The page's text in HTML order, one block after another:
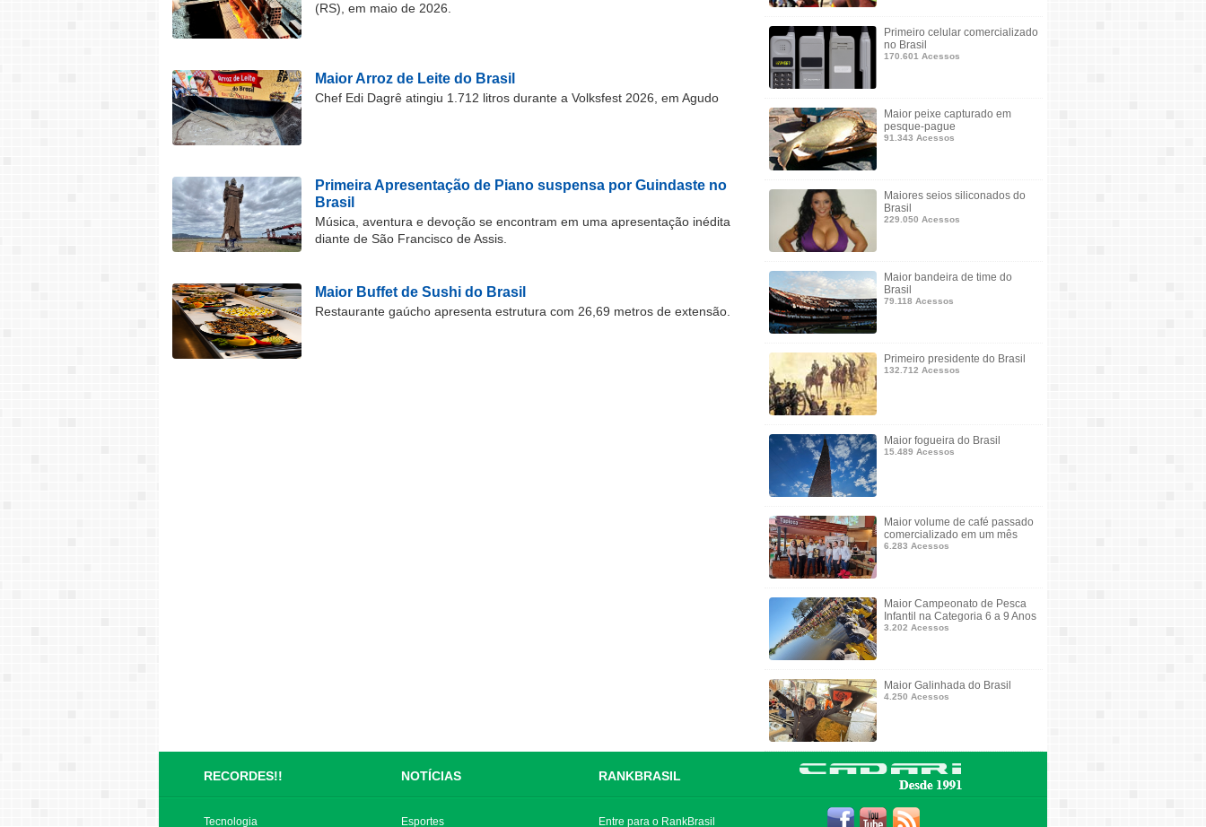
(RS), em maio de 2026.
Maior Arroz de Leite do Brasil
Chef Edi Dagrê atingiu 1.712 litros durante a Volksfest 2026, em Agudo
Primeira Apresentação de Piano suspensa por Guindaste no
Brasil
Música, aventura e devoção se encontram em uma apresentação inédita
diante de São Francisco de Assis.
Maior Buffet de Sushi do Brasil
Restaurante gaúcho apresenta estrutura com 26,69 metros de extensão.
Primeiro celular comercializado
no Brasil
170.601 Acessos
Maior peixe capturado em
pesque-pague
91.343 Acessos
Maiores seios siliconados do
Brasil
229.050 Acessos
Maior bandeira de time do
Brasil
79.118 Acessos
Primeiro presidente do Brasil
132.712 Acessos
Maior fogueira do Brasil
15.489 Acessos
Maior volume de café passado
comercializado em um mês
6.283 Acessos
Maior Campeonato de Pesca
Infantil na Categoria 6 a 9 Anos
3.202 Acessos
Maior Galinhada do Brasil
4.250 Acessos
RECORDES!! NOTÍCIAS RANKBRASIL
Tecnologia Esportes Entre para o RankBrasil